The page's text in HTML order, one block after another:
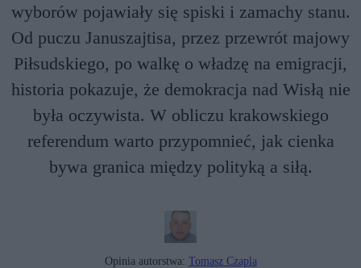
wyborów pojawiały się spiski i zamachy stanu.
Od puczu Januszajtisa, przez przewrót majowy
Piłsudskiego, po walkę o władzę na emigracji,
historia pokazuje, że demokracja nad Wisłą nie
była oczywista. W obliczu krakowskiego
referendum warto przypomnieć, jak cienka
bywa granica między polityką a siłą.
Opinia autorstwa: Tomasz Czapla